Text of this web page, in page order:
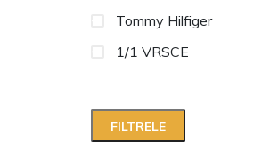
Tommy Hilfiger
1/1 VRSCE